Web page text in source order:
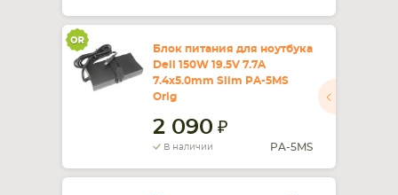
Блок питания для ноутбука
Dell 150W 19.5V 7.7A
7.4x5.0mm Slim PA-5MS
Orig
2 090
В наличии PA-5MS